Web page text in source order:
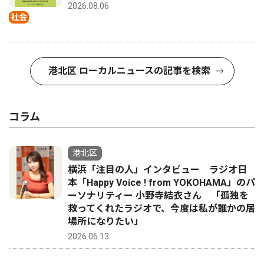
社会
2026.08.06
港北区 ローカルニュースの記事を検索
コラム
港北区
横浜「注目の人」インタビュー ラジオ日
本「Happy Voice ! from YOKOHAMA」のパ
ーソナリティー 小野寺結衣さん 「孤独を
救ってくれたラジオで、今度は私が誰かの居
場所になりたい」
2026.06.13